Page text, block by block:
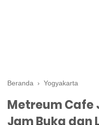
Beranda › Yogyakarta
Metreum Cafe
Jam Buka dan